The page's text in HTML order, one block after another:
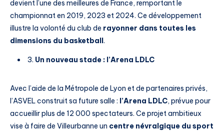
devient l’une des meilleures de France, remportant le
championnat en 2019, 2023 et 2024. Ce développement
illustre la volonté du club de rayonner dans toutes les
dimensions du basketball.
3. Un nouveau stade : l’Arena LDLC
Avec l’aide de la Métropole de Lyon et de partenaires privés,
l’ASVEL construit sa future salle : l’Arena LDLC, prévue pour
accueillir plus de 12 000 spectateurs. Ce projet ambitieux
vise à faire de Villeurbanne un centre névralgique du sport